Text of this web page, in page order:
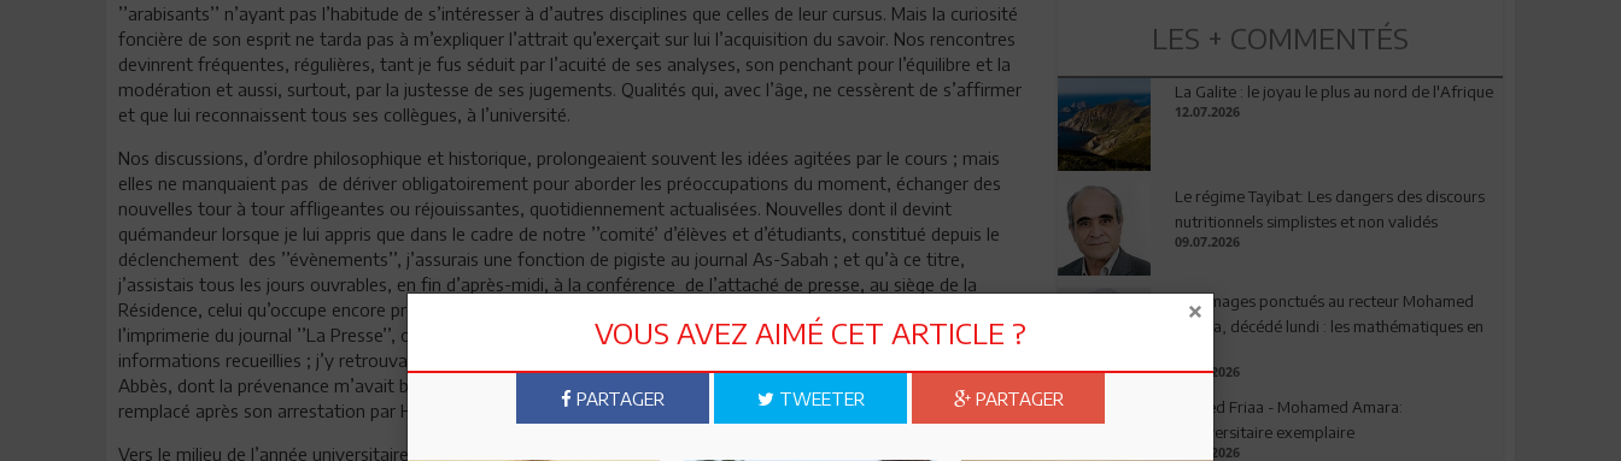
’’arabisants’’ n’ayant pas l’habitude de s’intéresser à d’autres disciplines que celles de leur cursus. Mais la curiosité
foncière de son esprit ne tarda pas à m’expliquer l’attrait qu’exerçait sur lui l’acquisition du savoir. Nos rencontres
devinrent fréquentes, régulières, tant je fus séduit par l’acuité de ses analyses, son penchant pour l’équilibre et la
modération et aussi, surtout, par la justesse de ses jugements. Qualités qui, avec l’âge, ne cessèrent de s’affirmer
et que lui reconnaissent tous ses collègues, à l’université.
Nos discussions, d’ordre philosophique et historique, prolongeaient souvent les idées agitées par le cours ; mais
elles ne manquaient pas de dériver obligatoirement pour aborder les préoccupations du moment, échanger des
nouvelles tour à tour affligeantes ou réjouissantes, quotidiennement actualisées. Nouvelles dont il devint
quémandeur lorsque je lui appris que dans le cadre de notre ’’comité’ d’élèves et d’étudiants, constitué depuis le
déclenchement des ’’évènements’’, j’assurais une fonction de pigiste au journal As-Sabah ; et qu’à ce titre,
j’assistais tous les jours ouvrables, en fin d’après-midi, à la conférence de l’attaché de presse, au siège de la
Résidence, celui qu’occupe encore présentement, au centre de Tunis, l’ambassade de France. Le soir, je joignais
l’imprimerie du journal ’’La Presse’’, où était typographié As-Asabah pour traduire en arabe, ’’sur le marbre’’, les
informations recueillies ; j’y retrouvais des journalistes chevronnés, les regrettés Taoufik Boughdir et Hassen
Abbès, dont la prévenance m’avait beaucoup aidé, ainsi que notre rédacteur en chef, le regretté Hédi Labidi,
remplacé après son arrestation par Habib Chatti.
Vers le milieu de l’année universitaire une démarche commune contribua au resserrement de mon amitié avec
LES + COMMENTÉS
La Galite : le joyau le plus au nord de l'Afrique
12.07.2026
Le régime Tayibat: Les dangers des discours
nutritionnels simplistes et non validés
09.07.2026
Hommages ponctués au recteur Mohamed
Amara, décédé lundi : les mathématiques en
03.08.2026
Ahmed Friaa - Mohamed Amara:
l’Universitaire exemplaire
04.08.2026
VOUS AVEZ AIMÉ CET ARTICLE ?
PARTAGER TWEETER PARTAGER